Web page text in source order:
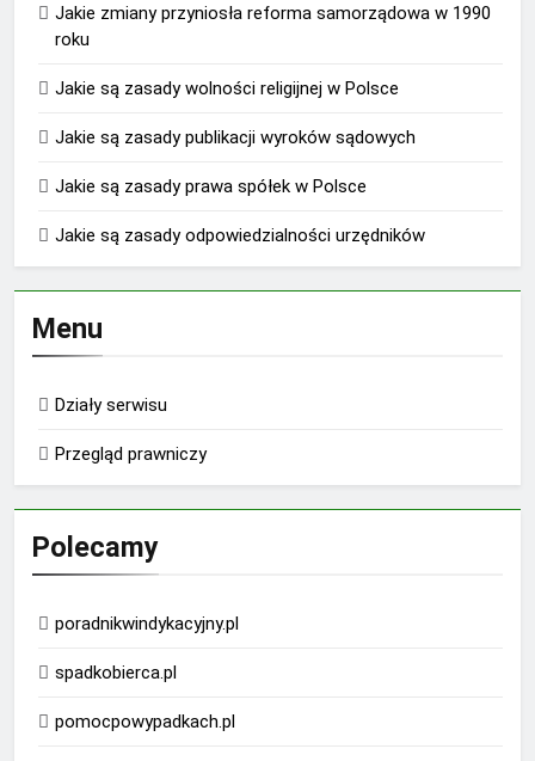
Jakie zmiany przyniosła reforma samorządowa w 1990
roku
Jakie są zasady wolności religijnej w Polsce
Jakie są zasady publikacji wyroków sądowych
Jakie są zasady prawa spółek w Polsce
Jakie są zasady odpowiedzialności urzędników
Menu
Działy serwisu
Przegląd prawniczy
Polecamy
poradnikwindykacyjny.pl
spadkobierca.pl
pomocpowypadkach.pl